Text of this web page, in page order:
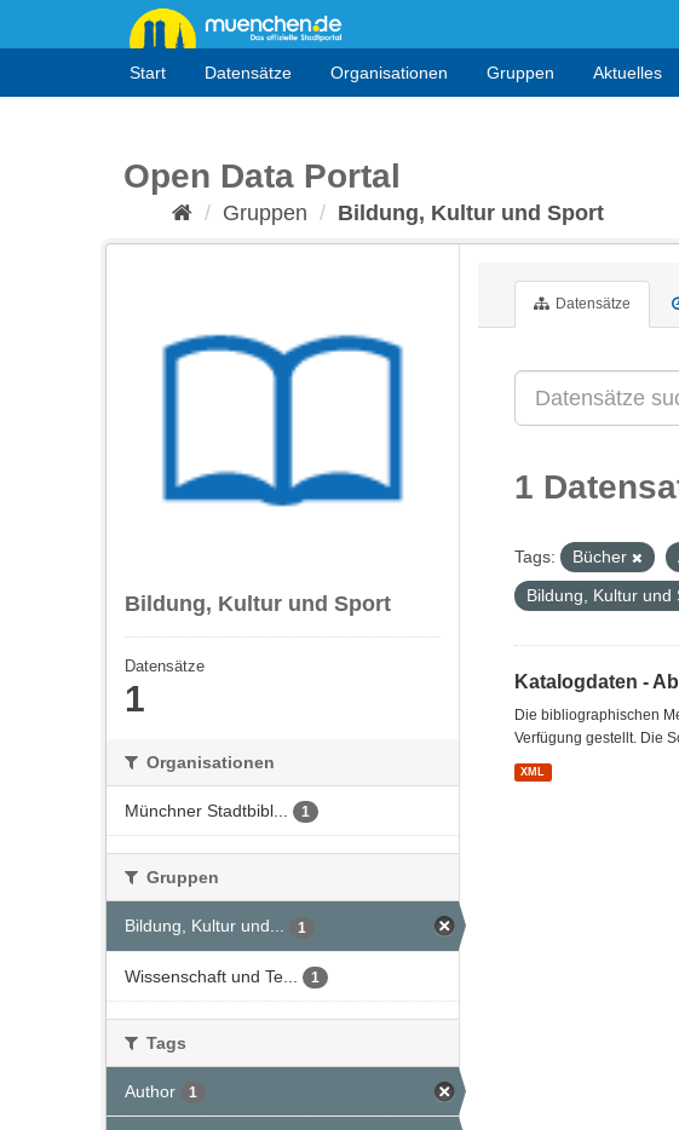
Start Datensätze Organisationen Gruppen Aktuelles
Open Data Portal
Gruppen Bildung, Kultur und Sport
Bildung, Kultur und Sport
Datensätze
1
Organisationen
Münchner Stadtbibl... 1
Gruppen
Bildung, Kultur und... 1
Wissenschaft und Te... 1
Tags
Author 1
Datensätze
1
Tags: Bücher
Bildung, Kultur und
Katalogdaten -
Die bibliographischen
Verfügung gestellt. Die
XML